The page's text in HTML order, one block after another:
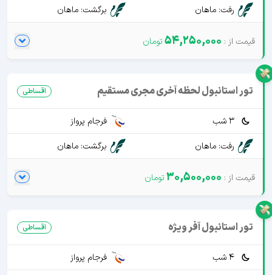
رفت: ماهان
برگشت: ماهان
54,250,000
تور استانبول لحظه آخری مجری مستقیم اقساطی
3 شب
فرجام پرواز
رفت: ماهان
برگشت: ماهان
30,500,000
تور استانبول آفر ویژه اقساطی
4 شب
فرجام پرواز